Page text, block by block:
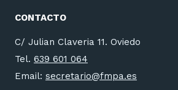
CONTACTO
C/ Julian Claveria 11. Oviedo
Tel. 639 601 064
Email: secretario@fmpa.es